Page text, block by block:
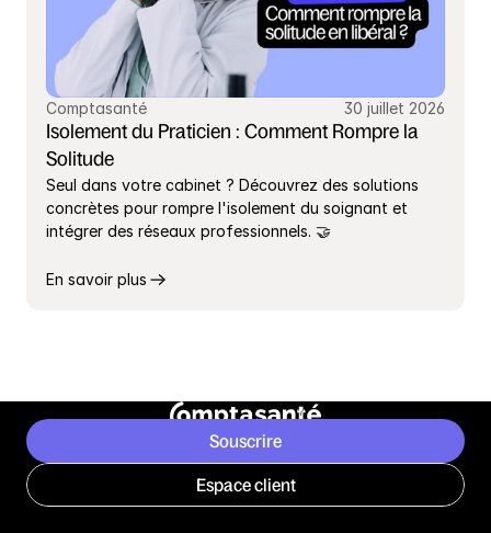
Comptasanté 30 juillet 2026
Isolement du Praticien : Comment Rompre la
Solitude
Seul dans votre cabinet ? Découvrez des solutions
concrètes pour rompre l'isolement du soignant et
intégrer des réseaux professionnels. 🤝
En savoir plus
Souscrire
Espace client